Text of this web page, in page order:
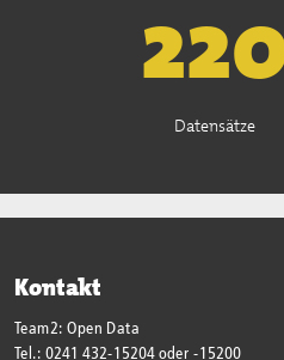
222
Datensätze
Kontakt
Team2: Open Data
Tel.: 0241 432-15204 oder -15200